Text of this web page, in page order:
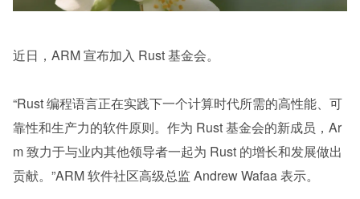
近日，ARM 宣布加入 Rust 基金会。
“Rust 编程语言正在实践下一个计算时代所需的高性能、可
靠性和生产力的软件原则。作为 Rust 基金会的新成员，Ar
m 致力于与业内其他领导者一起为 Rust 的增长和发展做出
贡献。”ARM 软件社区高级总监 Andrew Wafaa 表示。